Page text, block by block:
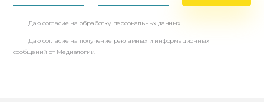
Даю согласие на обработку персональных данных.
Даю согласие на получение рекламных и информационных
сообщений от Медиалогии.